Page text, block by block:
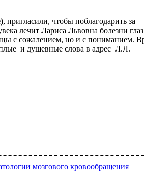
, пригласили, чтобы поблагодарить за
лечит Лариса Львовна болезни
с сожалением, но и с пониманием.
и душевные слова в адрес Л.Л.